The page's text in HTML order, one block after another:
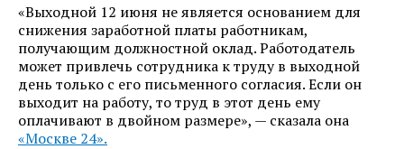
«Выходной 12 июня не является основанием для
снижения заработной платы работникам,
получающим должностной оклад. Работодатель
может привлечь сотрудника к труду в выходной
день только с его письменного согласия. Если он
выходит на работу, то труд в этот день ему
оплачивают в двойном размере», — сказала она
«Москве 24».